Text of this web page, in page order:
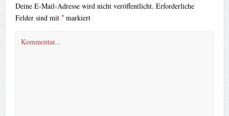
Deine E-Mail-Adresse wird nicht veröffentlicht. Erforderliche
Felder sind mit *markiert